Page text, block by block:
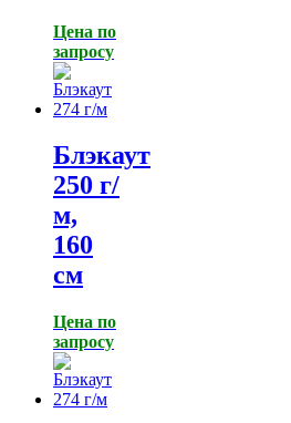
Цена по
запросу
Блэкаут
250 г/
м,
160
см
Цена по
запросу